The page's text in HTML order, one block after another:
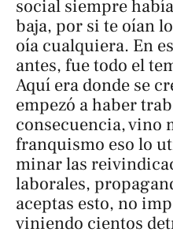
social siempre
baja, por si te oían
oía cualquiera. En
antes, fue todo el
Aquí era donde se
empezó a haber
consecuencia, vino
franquismo eso lo
minar las
laborales,
aceptas esto, no
viniendo cientos